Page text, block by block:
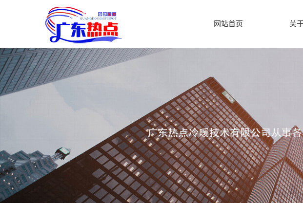
网站首页 关